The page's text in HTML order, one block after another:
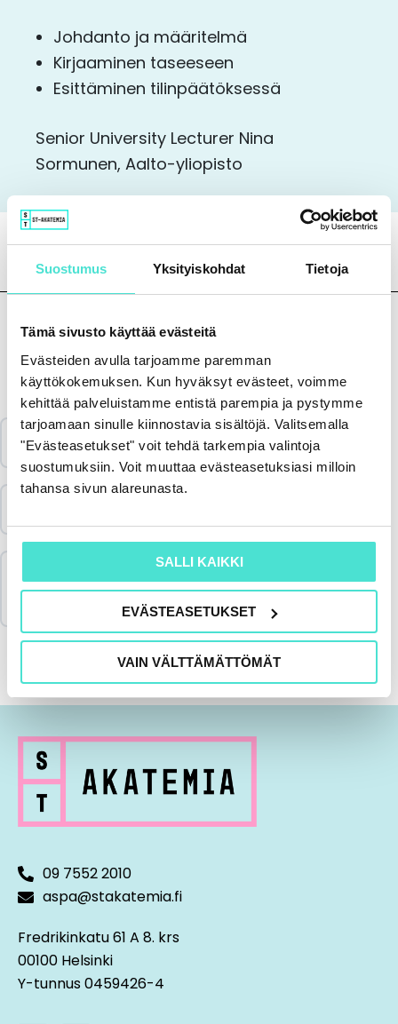
Suostumus Yksityiskohdat Tietoja
Tämä sivusto käyttää evästeitä
Evästeiden avulla tarjoamme paremman
käyttökokemuksen. Kun hyväksyt evästeet, voimme
kehittää palveluistamme entistä parempia ja pystymme
tarjoamaan sinulle kiinnostavia sisältöjä. Valitsemalla
"Evästeasetukset" voit tehdä tarkempia valintoja
suostumuksiin. Voit muuttaa evästeasetuksiasi milloin
tahansa sivun alareunasta.
SALLI KAIKKI
EVÄSTEASETUKSET
VAIN VÄLTTÄMÄTTÖMÄT
Johdanto ja määritelmä​
Kirjaaminen taseeseen
Esittäminen tilinpäätöksessä​
Senior University Lecturer Nina
Sormunen, Aalto-yliopisto
Sisältö
Katso koulutus & aineisto
Merkitse koulutus suoritetuksi & lataa
todistus
09 7552 2010
aspa@stakatemia.fi
Fredrikinkatu 61 A 8. krs
00100 Helsinki
Y-tunnus 0459426-4